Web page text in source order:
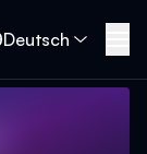
Deutsch